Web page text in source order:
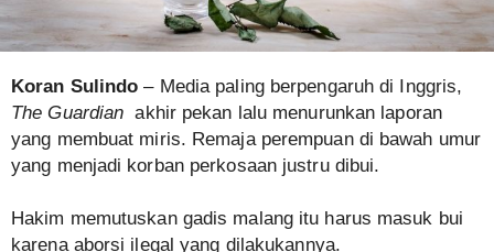
Koran Sulindo – Media paling berpengaruh di Inggris,
The Guardian akhir pekan lalu menurunkan laporan
yang membuat miris. Remaja perempuan di bawah umur
yang menjadi korban perkosaan justru dibui.
Hakim memutuskan gadis malang itu harus masuk bui
karena aborsi ilegal yang dilakukannya.